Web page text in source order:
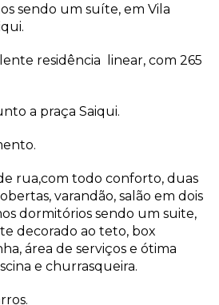
sendo um suíte, em Vila
residência linear, com 265
a praça Saiqui.
rua,com todo conforto, duas
varandão, salão em dois
dormitórios sendo um suite,
decorado ao teto, box
área de serviços e ótima
e churrasqueira.